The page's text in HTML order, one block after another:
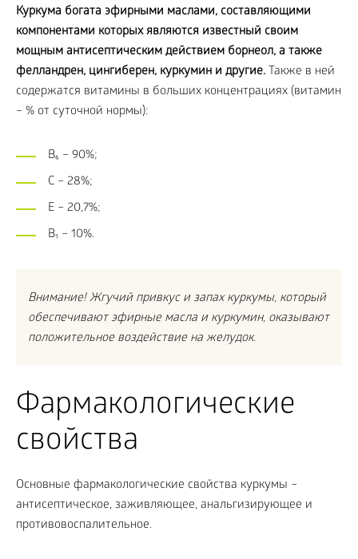
Куркума богата эфирными маслами, составляющими
компонентами которых являются известный своим
мощным антисептическим действием борнеол, а также
фелландрен, цингиберен, куркумин и другие. Также в ней
содержатся витамины в больших концентрациях (витамин
– % от суточной нормы):
В₆ – 90%;
С – 28%;
Е – 20,7%;
В₁ – 10%.
Внимание! Жгучий привкус и запах куркумы, который
обеспечивают эфирные масла и куркумин, оказывают
положительное воздействие на желудок.
Фармакологические
свойства
Основные фармакологические свойства куркумы –
антисептическое, заживляющее, анальгизирующее и
противовоспалительное.